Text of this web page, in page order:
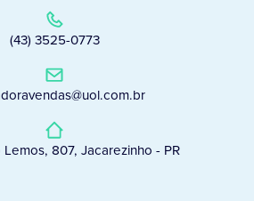
(43) 3525-0773
Lemos, 807, Jacarezinho - PR